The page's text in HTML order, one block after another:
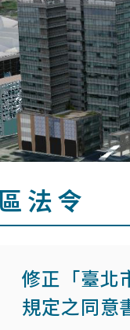
法令
修正「臺北
規定之同意